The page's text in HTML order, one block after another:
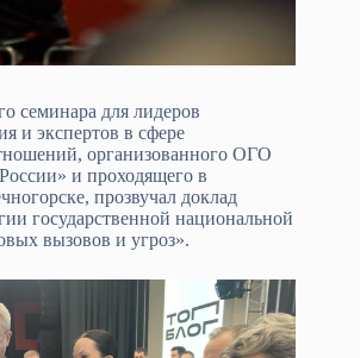
семинара для лидеров
и экспертов в сфере
организованного ОГО
и проходящего в
прозвучал доклад
государственной национальной
вызовов и угроз».